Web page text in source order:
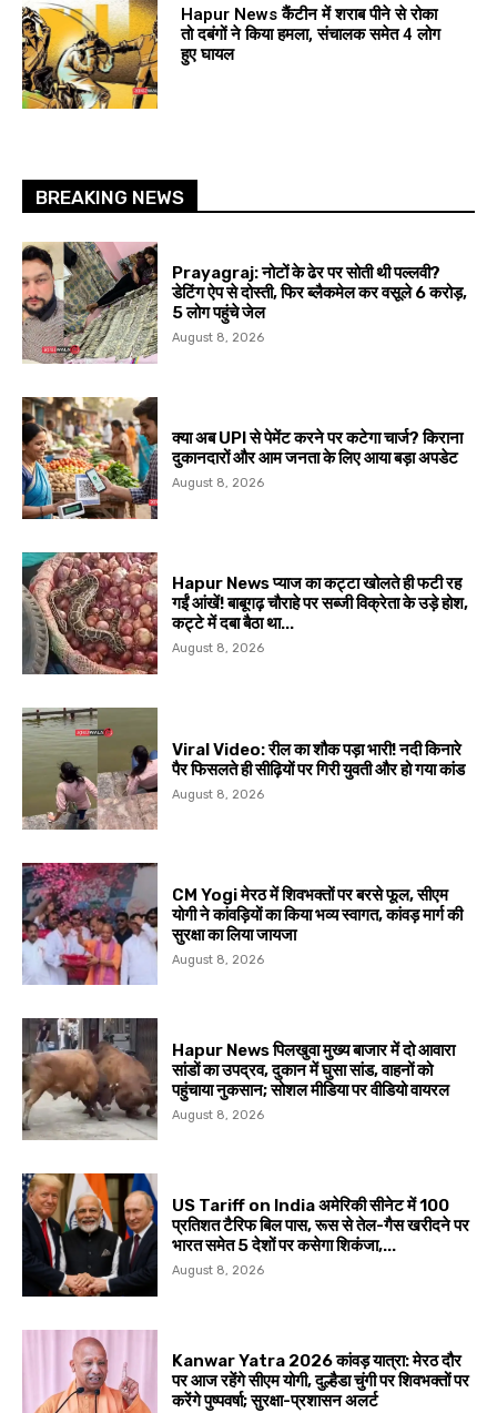
Hapur News कैंटीन में शराब पीने से रोका
तो दबंगों ने किया हमला, संचालक समेत 4 लोग
हुए घायल
BREAKING NEWS
Prayagraj: नोटों के ढेर पर सोती थी पल्लवी?
डेटिंग ऐप से दोस्ती, फिर ब्लैकमेल कर वसूले ₹6 करोड़,
5 लोग पहुंचे जेल
August 8, 2026
क्या अब UPI से पेमेंट करने पर कटेगा चार्ज? किराना
दुकानदारों और आम जनता के लिए आया बड़ा अपडेट
August 8, 2026
Hapur News प्याज का कट्टा खोलते ही फटी रह
गईं आंखें! बाबूगढ़ चौराहे पर सब्जी विक्रेता के उड़े होश,
कट्टे में दबा बैठा था...
August 8, 2026
Viral Video: रील का शौक पड़ा भारी! नदी किनारे
पैर फिसलते ही सीढ़ियों पर गिरी युवती और हो गया कांड
August 8, 2026
CM Yogi मेरठ में शिवभक्तों पर बरसे फूल, सीएम
योगी ने कांवड़ियों का किया भव्य स्वागत, कांवड़ मार्ग की
सुरक्षा का लिया जायजा
August 8, 2026
Hapur News पिलखुवा मुख्य बाजार में दो आवारा
सांडों का उपद्रव, दुकान में घुसा सांड, वाहनों को
पहुंचाया नुकसान; सोशल मीडिया पर वीडियो वायरल
August 8, 2026
US Tariff on India अमेरिकी सीनेट में 100
प्रतिशत टैरिफ बिल पास, रूस से तेल-गैस खरीदने पर
भारत समेत 5 देशों पर कसेगा शिकंजा,...
August 8, 2026
Kanwar Yatra 2026 कांवड़ यात्रा: मेरठ दौर
पर आज रहेंगे सीएम योगी, दुल्हैडा चुंगी पर शिवभक्तों पर
करेंगे पुष्पवर्षा; सुरक्षा-प्रशासन अलर्ट